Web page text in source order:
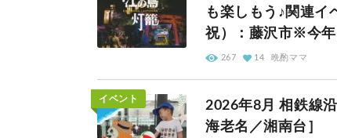
も楽しもう♪関連
祝）：藤沢市※今年
267 14 晩酌ママ
イベント
2026年8月 相鉄線
海老名／湘南台］